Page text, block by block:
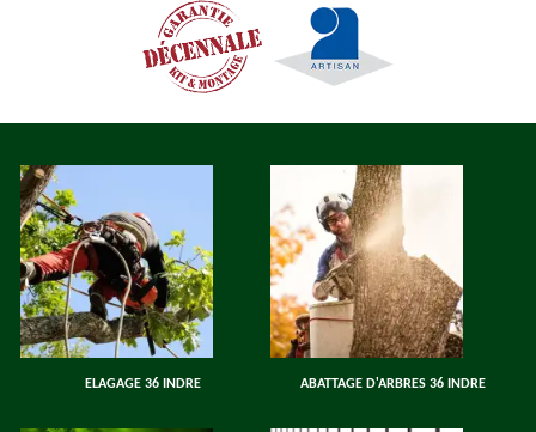
ELAGAGE 36 INDRE ABATTAGE D'ARBRES 36 INDRE